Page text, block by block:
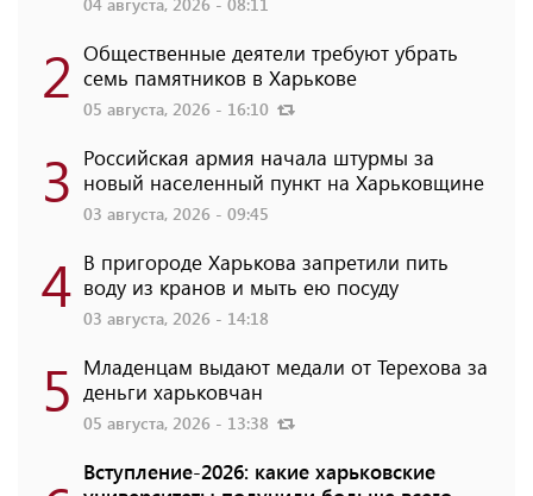
2 Общественные деятели требуют убрать
семь памятников в Харькове
05 августа, 2026 - 16:10
3 Российская армия начала штурмы за
новый населенный пункт на Харьковщине
03 августа, 2026 - 09:45
4 В пригороде Харькова запретили пить
воду из кранов и мыть ею посуду
03 августа, 2026 - 14:18
5 Младенцам выдают медали от Терехова за
деньги харьковчан
05 августа, 2026 - 13:38
Вступление-2026: какие харьковские